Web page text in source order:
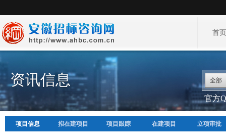
首
资讯信息 全部
官方
项目信息 拟在建项目 项目跟踪 在建项目 立项审批